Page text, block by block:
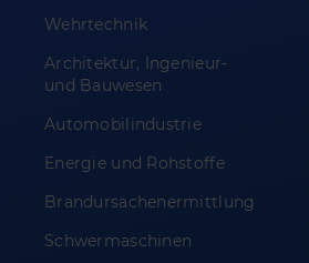
Wehrtechnik
Architektur, Ingenieur-
und Bauwesen
Automobilindustrie
Energie und Rohstoffe
Brandursachenermittlung
Schwermaschinen